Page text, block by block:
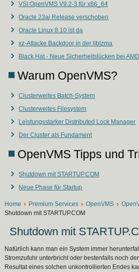
VSI OpenVMS V9.2-3 für x86_64
Oracle 23ai Release verschoben
Oracle Linux 8.10 ist da
xz-Attacke Backdoor in der liblzma
Black Hat - Neue Sicherheitslücken bei
Warum OpenVMS?
Clusterweites Batch-System
Clusterweites Filesystem
Leistungsstarker Distributed Lock Manager
Der Cluster als Fundament
OpenVMS Tipps und
Shutdown mit STARTUP.COM
Neue Phase für Startup
Home Premium Services OpenVMS
Shutdown mit STARTUP.COM
Shutdown mit
Natürlich kann man ein System immer
Stromzufuhr unterbricht oder bestenfalls noch
Resultat eines solchen unkontrollierten Endes